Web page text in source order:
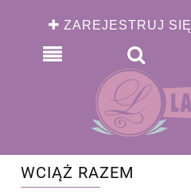
ZAREJESTRUJ SIĘ
WCIĄŻ RAZEM